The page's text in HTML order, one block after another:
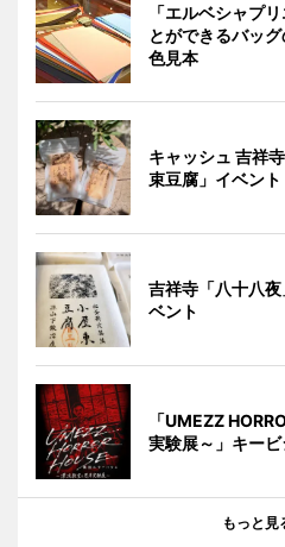
「エルベシャプ
とができるバッ
色見本
キャッシュ 吉祥
束豆腐」イベント
吉祥寺「八十八
ベント
「UMEZZ
実験展～」キー
もっと見